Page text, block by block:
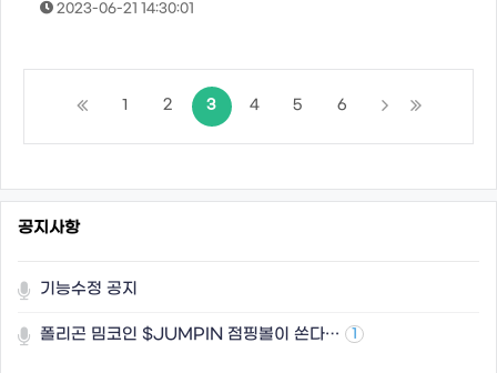
2023-06-21 14:30:01
1 2 3 4 5 6
공지사항
기능수정 공지
폴리곤 밈코인 $JUMPIN 점핑볼이 쏜다… 1